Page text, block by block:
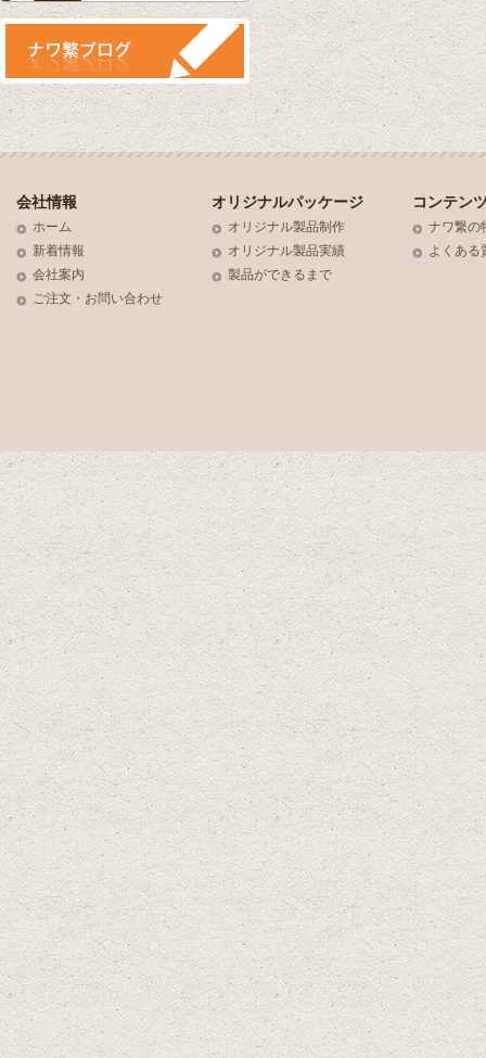
会社情報
ホーム
新着情報
会社案内
ご注文・お問い合わせ
オリジナルパッケージ
オリジナル製品制作
オリジナル製品実績
製品ができるまで
コンテン
ナワ繋の
よくある